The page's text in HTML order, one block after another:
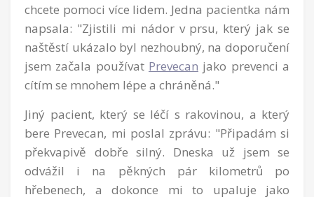
chcete pomoci více lidem. Jedna pacientka nám
napsala: "Zjistili mi nádor v prsu, který jak se
naštěstí ukázalo byl nezhoubný, na doporučení
jsem začala používat Prevecan jako prevenci a
cítím se mnohem lépe a chráněná."
Jiný pacient, který se léčí s rakovinou, a který
bere Prevecan, mi poslal zprávu: "Připadám si
překvapivě dobře silný. Dneska už jsem se
odvážil i na pěkných pár kilometrů po
hřebenech, a dokonce mi to upaluje jako